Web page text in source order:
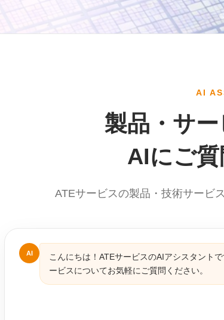
AI
製品・サ
AIにご
ATEサービスの製品・技術サービ
AI
こんにちは！ATEサービスのAIアシスタント
ービスについてお気軽にご質問ください。